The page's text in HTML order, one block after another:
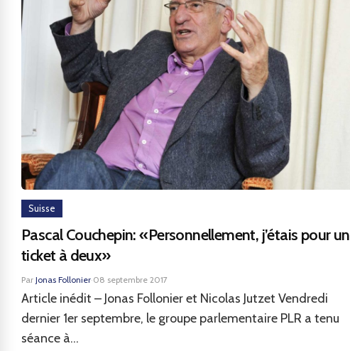
Suisse
Pascal Couchepin: «Personnellement, j’étais pour un
ticket à deux»
Par Jonas Follonier·08 septembre 2017
Article inédit – Jonas Follonier et Nicolas Jutzet Vendredi
dernier 1er septembre, le groupe parlementaire PLR a tenu
séance à...